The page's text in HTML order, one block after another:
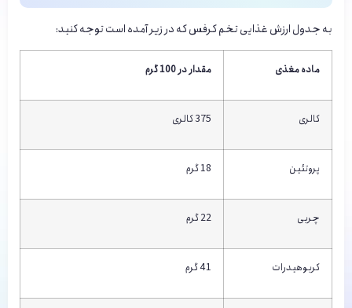
به جدول ارزش غذایی تخم کرفس که در زیر آمده است توجه کنید:
ماده مغذی مقدار در 100 گرم
کالری 375 کالری
پروتئین 18 گرم
چربی 22 گرم
کربوهیدرات 41 گرم